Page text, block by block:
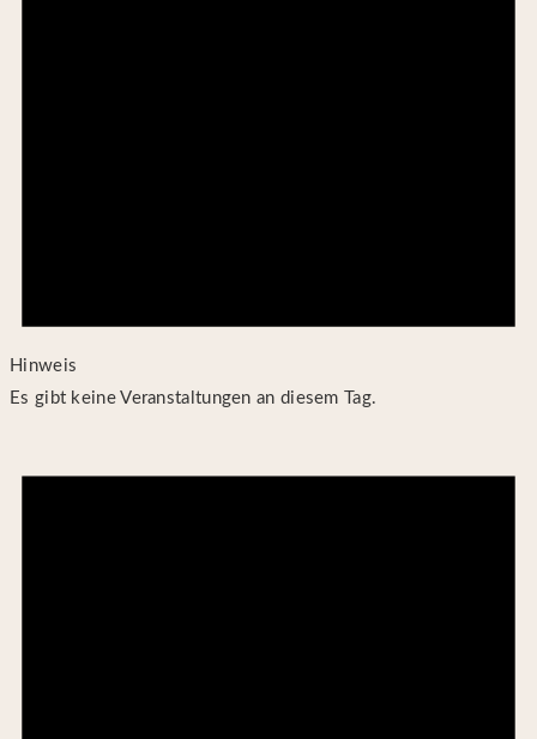
Hinweis
Es gibt keine Veranstaltungen an diesem Tag.